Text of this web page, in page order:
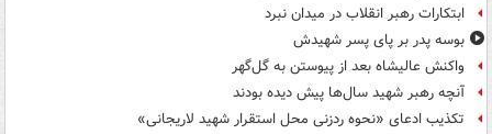
ابتکارات رهبر انقلاب در میدان نبرد
بوسه‌ پدر بر پای پسر شهیدش
واکنش عالیشاه بعد از پیوستن به گل‌گهر
آنچه رهبر شهید سال‌ها پیش دیده بودند
تکذیب ادعای «نحوه ردزنی محل استقرار شهید لاریجانی»